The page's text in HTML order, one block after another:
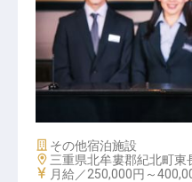
マネージャー・支配
施設業態
その他宿泊施設
勤務地
三重県北牟婁郡紀北町東
給与
月給／250,000円～